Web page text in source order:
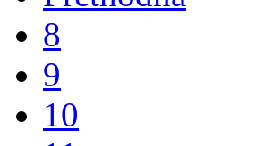
8
9
10